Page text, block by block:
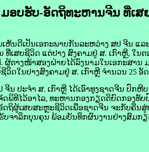
ອບ -ຮັບອັດຖິທະຫານຈີນ ທີ່ເສ
ນດີເປັນເອກະພາບກັນລະຫວ່າງ ສປ ຈີນ ແລ
ທີ່ເສຍຊີວິດ ແຕ່ປາງ ສົງຄາມຢູ່ ສ. ເກົາຫຼີ, ໃນ
ຜູ້ຕາງໜ້າສອງຝ່າຍໄດ້ລົງນາມໃນເອກະສານ
ດໃນປາງສົງຄາມຢູ່ ສ. ເກົາຫຼີ ຈຳນວນ 25 ອັ
ນ ປະຈຳ ສ. ເກົາຫຼີ ໄດ້ເອົາທຸງຊາດຈີນ ປົກ
ພິທີໄວ້ອາໄລ, ທະຫານກອງກຽດຕິຍົດກອງທັ
ດຖິຜູ້ເສຍສະຫຼະຊີວິດເພື່ອຊາດຈີນ ຈະກັບຄືນສູ່
ບຈາລຶກບຸນຄຸນ ພ້ອມບັນທຶກຜົນງານຢ່າງສົມກຽ